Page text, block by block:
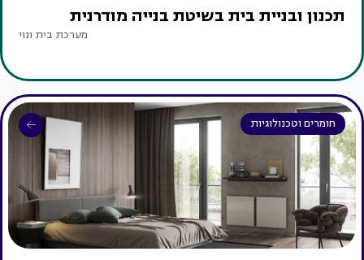
תכנון ובניית בית בשיטת בנייה מודרנית
מערכת בית ונוי
חומרים וטכנולוגיות